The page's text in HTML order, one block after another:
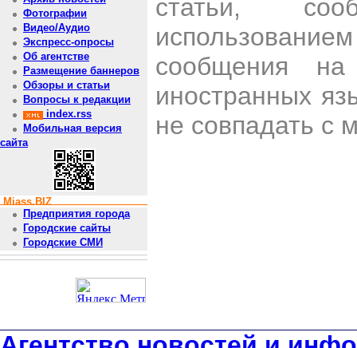
Фотографии
Видео/Аудио
Экспресс-опросы
Об агентстве
Размещение баннеров
Обзоры и статьи
Вопросы к редакции
index.rss
Мобильная версия
сайта
Miass.BIZ
Предприятия города
Городские сайты
Городские СМИ
статьи,
сообщения
иностранных
не совпадать с